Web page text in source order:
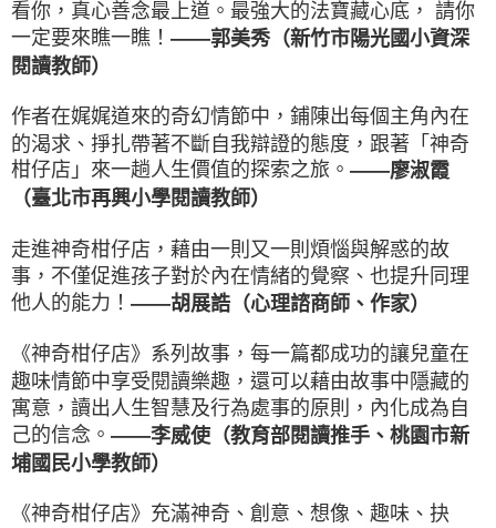
看你，真心善念最上道。最強大的法寶藏心底， 請你
一定要來瞧一瞧！ ——郭美秀（新竹市陽光國小資深
閱讀教師）
作者在娓娓道來的奇幻情節中，鋪陳出每個主角內在
的渴求、掙扎帶著不斷自我辯證的態度，跟著「神奇
柑仔店」來一趟人生價值的探索之旅。 ——廖淑霞
（臺北市再興小學閱讀教師）
走進神奇柑仔店，藉由一則又一則煩惱與解惑的故
事，不僅促進孩子對於內在情緒的覺察、也提升同理
他人的能力！ ——胡展誥（心理諮商師、作家）
《神奇柑仔店》系列故事，每一篇都成功的讓兒童在
趣味情節中享受閱讀樂趣，還可以藉由故事中隱藏的
寓意，讀出人生智慧及行為處事的原則，內化成為自
己的信念。 ——李威使（教育部閱讀推手、桃園市新
埔國民小學教師）
《神奇柑仔店》充滿神奇、創意、想像、趣味、抉